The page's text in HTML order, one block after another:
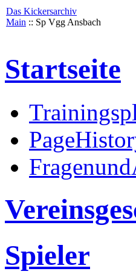
Das Kickersarchiv
Main :: Sp Vgg Ansbach
Startseite
Spieler